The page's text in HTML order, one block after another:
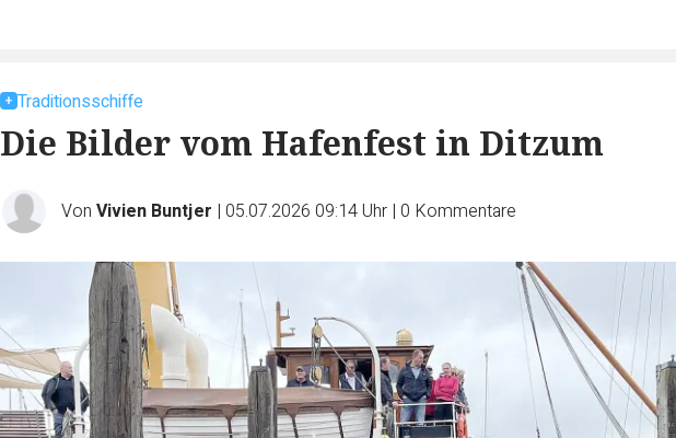
Traditionsschiffe
Die Bilder vom Hafenfest in Ditzum
Von Vivien Buntjer | 05.07.2026 09:14 Uhr | 0 Kommentare